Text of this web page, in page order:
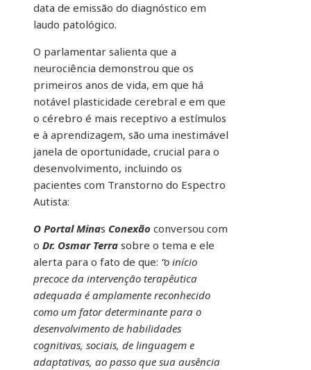
data de emissão do diagnóstico em
laudo patológico.
O parlamentar salienta que a
neurociência demonstrou que os
primeiros anos de vida, em que há
notável plasticidade cerebral e em que
o cérebro é mais receptivo a estímulos
e à aprendizagem, são uma inestimável
janela de oportunidade, crucial para o
desenvolvimento, incluindo os
pacientes com Transtorno do Espectro
Autista:
O Portal Minas Conexão conversou com
o Dr. Osmar Terra sobre o tema e ele
alerta para o fato de que: “o início
precoce da intervenção terapêutica
adequada é amplamente reconhecido
como um fator determinante para o
desenvolvimento de habilidades
cognitivas, sociais, de linguagem e
adaptativas, ao passo que sua ausência